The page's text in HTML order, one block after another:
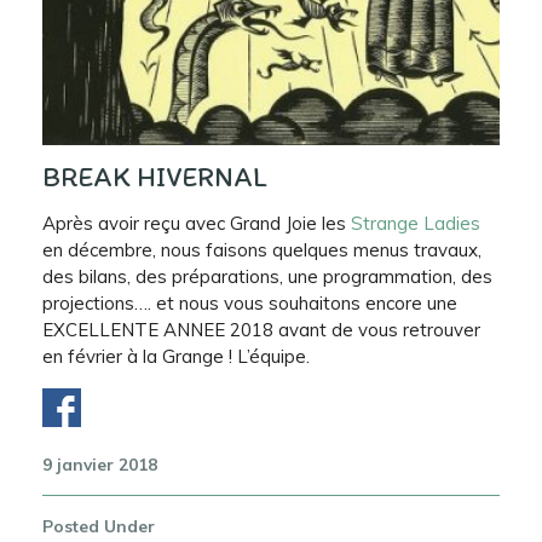
BREAK HIVERNAL
Après avoir reçu avec Grand Joie les Strange Ladies
en décembre, nous faisons quelques menus travaux,
des bilans, des préparations, une programmation, des
projections…. et nous vous souhaitons encore une
EXCELLENTE ANNEE 2018 avant de vous retrouver
en février à la Grange ! L’équipe.
9 janvier 2018
Posted Under